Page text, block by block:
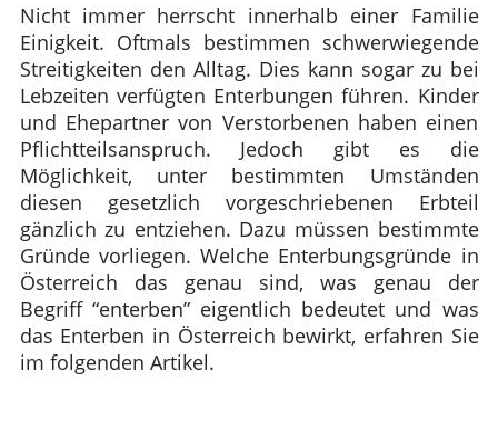
Nicht immer herrscht innerhalb einer Familie
Einigkeit. Oftmals bestimmen schwerwiegende
Streitigkeiten den Alltag. Dies kann sogar zu bei
Lebzeiten verfügten Enterbungen führen. Kinder
und Ehepartner von Verstorbenen haben einen
Pflichtteilsanspruch. Jedoch gibt es die
Möglichkeit, unter bestimmten Umständen
diesen gesetzlich vorgeschriebenen Erbteil
gänzlich zu entziehen. Dazu müssen bestimmte
Gründe vorliegen. Welche Enterbungsgründe in
Österreich das genau sind, was genau der
Begriff “enterben” eigentlich bedeutet und was
das Enterben in Österreich bewirkt, erfahren Sie
im folgenden Artikel.